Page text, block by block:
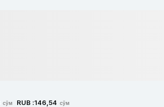
сўм RUB :146,54 сўм